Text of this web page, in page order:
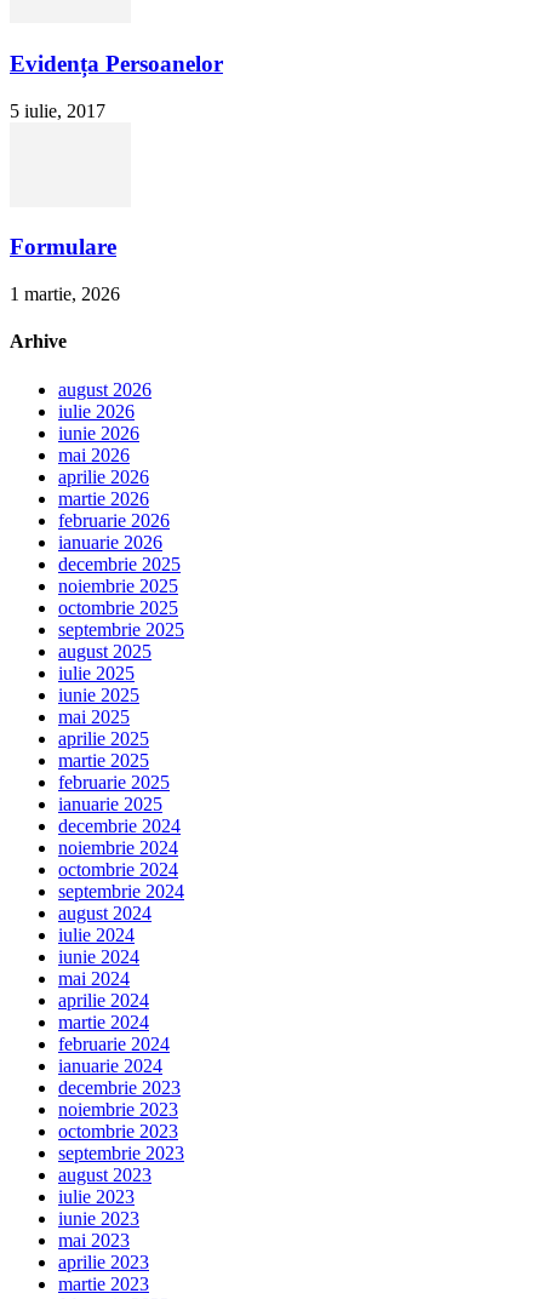
Evidența Persoanelor
5 iulie, 2017
Formulare
1 martie, 2026
Arhive
august 2026
iulie 2026
iunie 2026
mai 2026
aprilie 2026
martie 2026
februarie 2026
ianuarie 2026
decembrie 2025
noiembrie 2025
octombrie 2025
septembrie 2025
august 2025
iulie 2025
iunie 2025
mai 2025
aprilie 2025
martie 2025
februarie 2025
ianuarie 2025
decembrie 2024
noiembrie 2024
octombrie 2024
septembrie 2024
august 2024
iulie 2024
iunie 2024
mai 2024
aprilie 2024
martie 2024
februarie 2024
ianuarie 2024
decembrie 2023
noiembrie 2023
octombrie 2023
septembrie 2023
august 2023
iulie 2023
iunie 2023
mai 2023
aprilie 2023
martie 2023